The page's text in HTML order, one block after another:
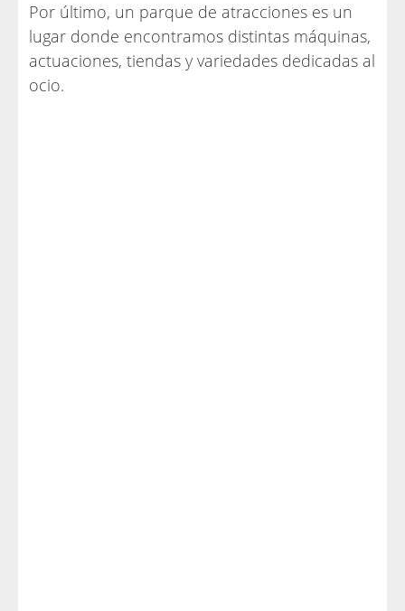
Por último, un parque de atracciones es un
lugar donde encontramos distintas máquinas,
actuaciones, tiendas y variedades dedicadas al
ocio.